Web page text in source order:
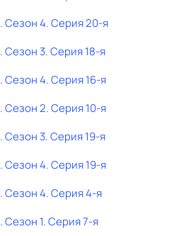
. Сезон 4. Серия 20-я
. Сезон 3. Серия 18-я
. Сезон 4. Серия 16-я
. Сезон 2. Серия 10-я
. Сезон 3. Серия 19-я
. Сезон 4. Серия 19-я
. Сезон 4. Серия 4-я
. Сезон 1. Серия 7-я